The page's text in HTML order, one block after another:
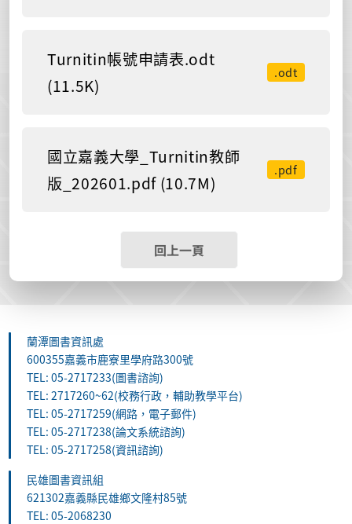
Turnitin帳號申請表.odt
(11.5K)
.odt
國立嘉義大學_Turnitin教師
版_202601.pdf (10.7M)
.pdf
回上一頁
蘭潭圖書資訊處
600355嘉義市鹿寮里學府路300號
TEL: 05-2717233(圖書諮詢)
TEL: 2717260~62(校務行政，輔助教學平台)
TEL: 05-2717259(網路，電子郵件)
TEL: 05-2717238(論文系統諮詢)
TEL: 05-2717258(資訊諮詢)
民雄圖書資訊組
621302嘉義縣民雄鄉文隆村85號
TEL: 05-2068230